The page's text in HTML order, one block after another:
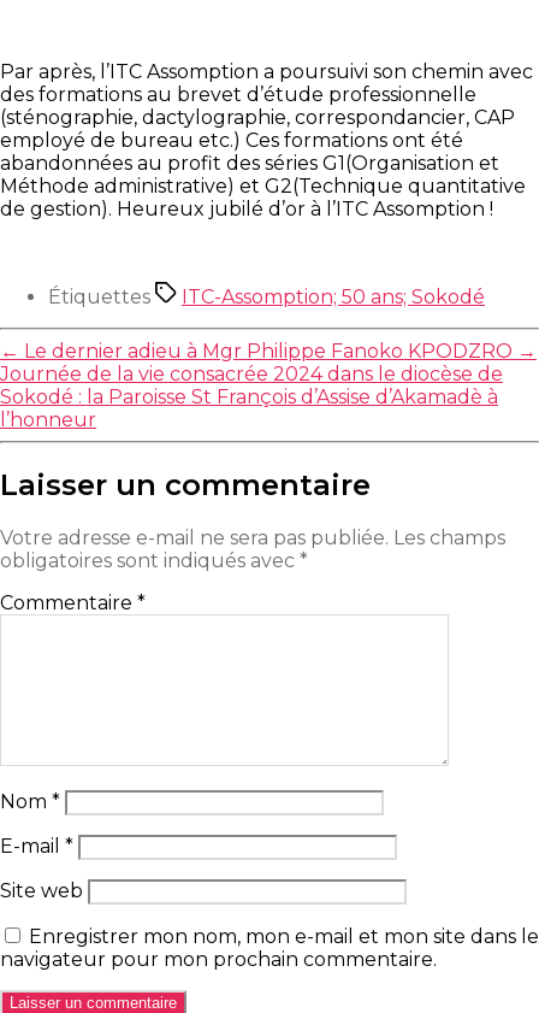
Par après, l’ITC Assomption a poursuivi son chemin avec
des formations au brevet d’étude professionnelle
(sténographie, dactylographie, correspondancier, CAP
employé de bureau etc.) Ces formations ont été
abandonnées au profit des séries G1(Organisation et
Méthode administrative) et G2(Technique quantitative
de gestion). Heureux jubilé d’or à l’ITC Assomption !
Étiquettes ITC-Assomption; 50 ans; Sokodé
← Le dernier adieu à Mgr Philippe Fanoko KPODZRO →
Journée de la vie consacrée 2024 dans le diocèse de
Sokodé : la Paroisse St François d’Assise d’Akamadè à
l’honneur
Laisser un commentaire
Votre adresse e-mail ne sera pas publiée. Les champs
obligatoires sont indiqués avec *
Commentaire *
Nom *
E-mail *
Site web
Enregistrer mon nom, mon e-mail et mon site dans le
navigateur pour mon prochain commentaire.